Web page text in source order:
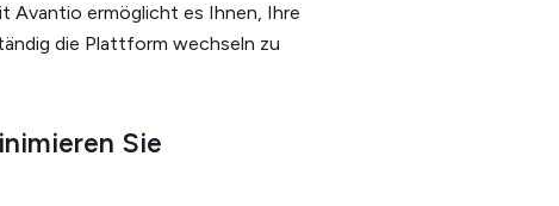
Avantio ermöglicht es Ihnen, Ihre
die Plattform wechseln zu
Sie